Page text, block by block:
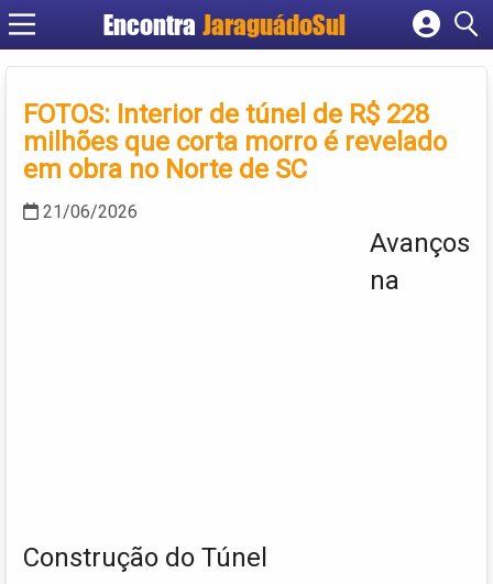
Encontra JaraguádoSul
Cadastrar empresa
Criar conta
FOTOS: Interior de túnel de R$ 228
milhões que corta morro é revelado
em obra no Norte de SC
21/06/2026
Avanços
na
Construção do Túnel